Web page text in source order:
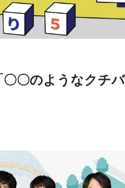
〇のようなクチ